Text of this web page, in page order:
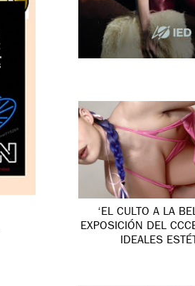
‘EL CULTO A LA
EXPOSICIÓN DEL
IDEALES